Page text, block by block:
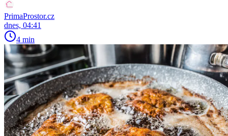
PrimaProstor.cz
dnes, 04:41
4 min